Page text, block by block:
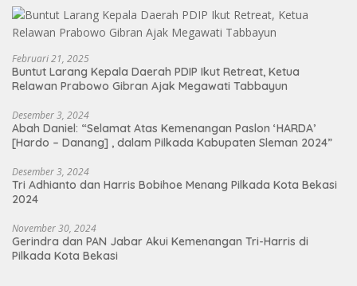
Februari 21, 2025
Buntut Larang Kepala Daerah PDIP Ikut Retreat, Ketua
Relawan Prabowo Gibran Ajak Megawati Tabbayun
Desember 3, 2024
Abah Daniel: “Selamat Atas Kemenangan Paslon ‘HARDA’
[Hardo – Danang] , dalam Pilkada Kabupaten Sleman 2024”
Desember 3, 2024
Tri Adhianto dan Harris Bobihoe Menang Pilkada Kota Bekasi
2024
November 30, 2024
Gerindra dan PAN Jabar Akui Kemenangan Tri-Harris di
Pilkada Kota Bekasi